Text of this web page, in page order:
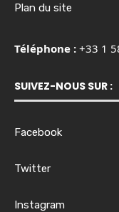
Plan du site
Téléphone : +33 1
SUIVEZ-NOUS SUR :
Facebook
Twitter
Instagram